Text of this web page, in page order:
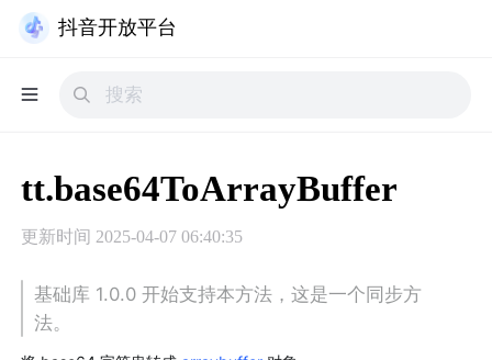
抖音开放平台
tt.base64ToArrayBuffer
更新时间 2025-04-07 06:40:35
基础库 1.0.0 开始支持本方法，这是一个同步方
法。